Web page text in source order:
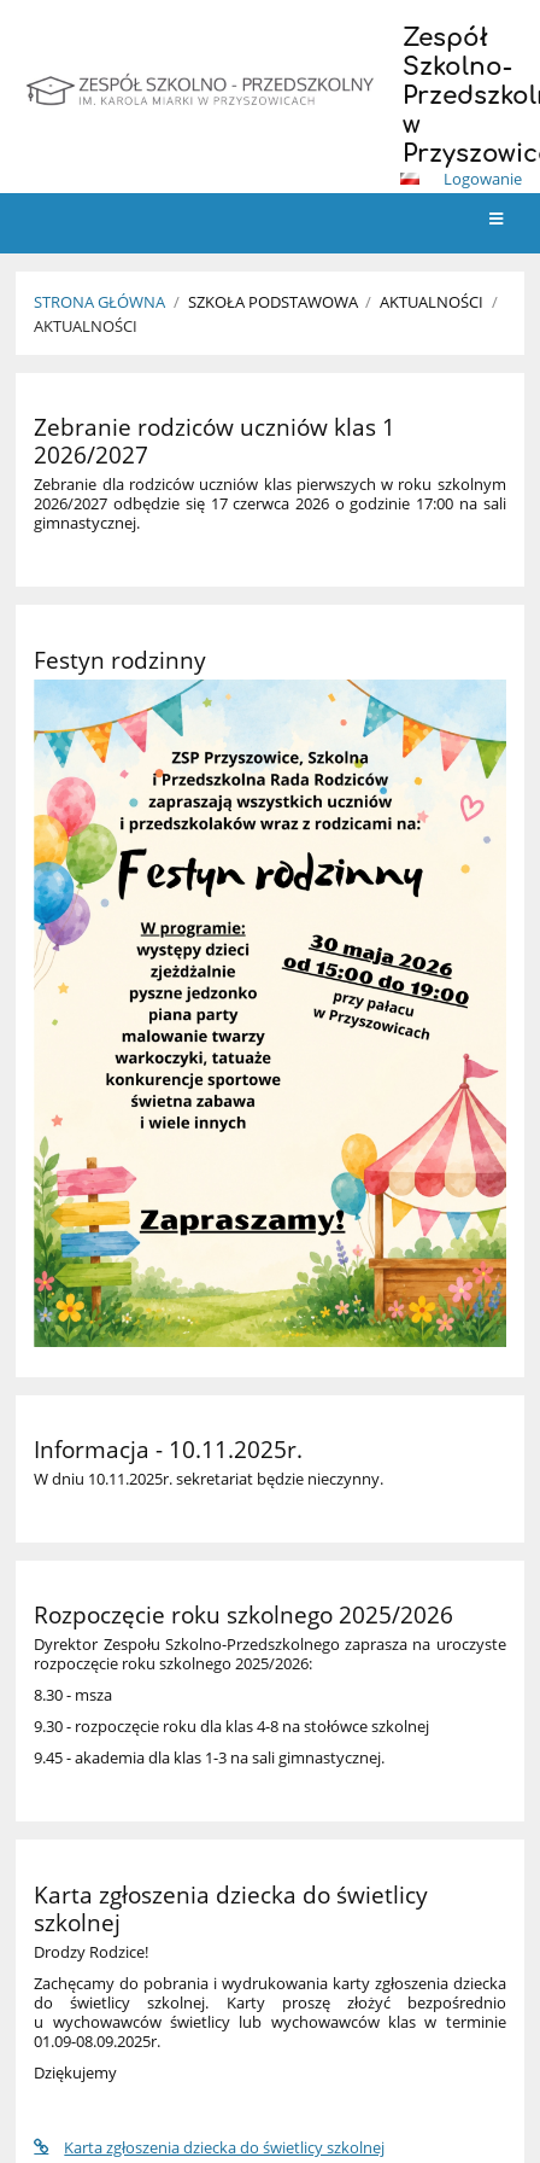
Zespół
Szkolno-
w
Logowanie
STRONA GŁÓWNA / SZKOŁA PODSTAWOWA / AKTUALNOŚCI /
AKTUALNOŚCI
Zebranie rodziców uczniów klas 1
2026/2027
Zebranie dla rodziców uczniów klas pierwszych w roku szkolnym
2026/2027 odbędzie się 17 czerwca 2026 o godzinie 17:00 na sali
gimnastycznej.
Festyn rodzinny
Informacja - 10.11.2025r.
W dniu 10.11.2025r. sekretariat będzie nieczynny.
Rozpoczęcie roku szkolnego 2025/2026
Dyrektor Zespołu Szkolno-Przedszkolnego zaprasza na uroczyste
rozpoczęcie roku szkolnego 2025/2026:
8.30 - msza
9.30 - rozpoczęcie roku dla klas 4-8 na stołówce szkolnej
9.45 - akademia dla klas 1-3 na sali gimnastycznej.
Karta zgłoszenia dziecka do świetlicy
szkolnej
Drodzy Rodzice!
Zachęcamy do pobrania i wydrukowania karty zgłoszenia dziecka
do świetlicy szkolnej. Karty proszę złożyć bezpośrednio
u wychowawców świetlicy lub wychowawców klas w terminie
01.09-08.09.2025r.
Dziękujemy
Karta zgłoszenia dziecka do świetlicy szkolnej